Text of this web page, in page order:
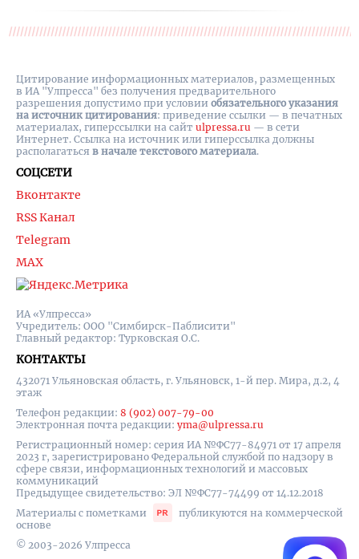
ИА «Улпресса»
Учредитель: ООО "Симбирск-Паблисити"
Главный редактор: Турковская О.С.
КОНТАКТЫ
432071 Ульяновская область, г. Ульяновск, 1-й пер. Мира, д.2, 4
этаж
Телефон редакции: 8 (902) 007-79-00
Электронная почта редакции: yma@ulpressa.ru
Регистрационный номер: серия ИА №ФС77-84971 от 17 апреля
2023 г, зарегистрировано Федеральной службой по надзору в
сфере связи, информационных технологий и массовых
коммуникаций
Предыдущее свидетельство: ЭЛ №ФС77-74499 от 14.12.2018
Материалы с пометками
публикуются на коммерческой
основе
© 2003-2026 Улпресса
СОЦСЕТИ
Вконтакте
RSS Канал
Telegram
MAX
Цитирование информационных материалов, размещенных
в ИА "Улпресса" без получения предварительного
разрешения допустимо при условии обязательного указания
на источник цитирования: приведение ссылки — в печатных
материалах, гиперссылки на cайт ulpressa.ru — в сети
Интернет. Ссылка на источник или гиперссылка должны
располагаться в начале текстового материала.